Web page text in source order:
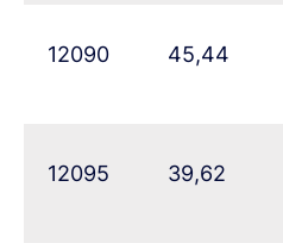
12090 45,44
12095 39,62